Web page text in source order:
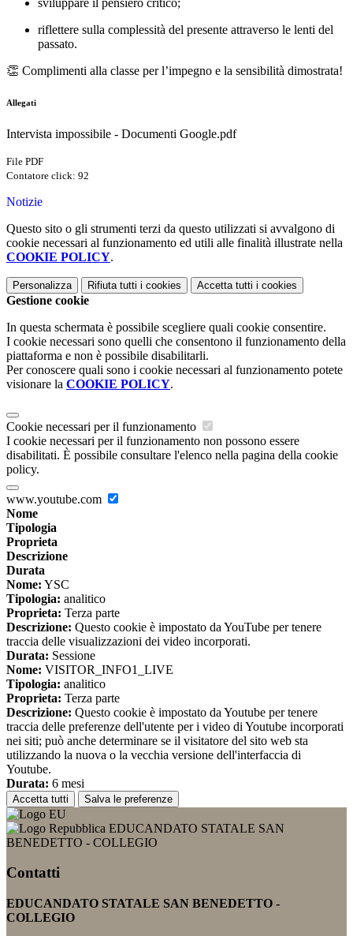
riflettere sulla complessità del presente attraverso le lenti del
passato.
👏 Complimenti alla classe per l’impegno e la sensibilità dimostrata!
Allegati
Intervista impossibile - Documenti Google.pdf
File PDF
Contatore click: 92
Notizie
Questo sito o gli strumenti terzi da questo utilizzati si avvalgono di
cookie necessari al funzionamento ed utili alle finalità illustrate nella
COOKIE POLICY.
Personalizza Rifiuta tutti i cookies Accetta tutti i cookies
Gestione cookie
In questa schermata è possibile scegliere quali cookie consentire.
I cookie necessari sono quelli che consentono il funzionamento della
piattaforma e non è possibile disabilitarli.
Per conoscere quali sono i cookie necessari al funzionamento potete
visionare la COOKIE POLICY.
Cookie necessari per il funzionamento
I cookie necessari per il funzionamento non possono essere
disabilitati. È possibile consultare l'elenco nella pagina della cookie
policy.
www.youtube.com
Nome
Tipologia
Proprieta
Descrizione
Durata
Nome: YSC
Tipologia: analitico
Proprieta: Terza parte
Descrizione: Questo cookie è impostato da YouTube per tenere
traccia delle visualizzazioni dei video incorporati.
Durata: Sessione
Nome: VISITOR_INFO1_LIVE
Tipologia: analitico
Proprieta: Terza parte
Descrizione: Questo cookie è impostato da Youtube per tenere
traccia delle preferenze dell'utente per i video di Youtube incorporati
nei siti; può anche determinare se il visitatore del sito web sta
utilizzando la nuova o la vecchia versione dell'interfaccia di
Youtube.
Durata: 6 mesi
Accetta tutti Salva le preferenze
EDUCANDATO STATALE SAN
BENEDETTO - COLLEGIO
Contatti
EDUCANDATO STATALE SAN BENEDETTO -
COLLEGIO